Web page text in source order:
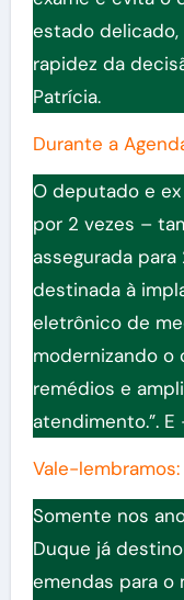
estado
rapidez da
Patrícia.
Durante a
O deputado e
por 2 vezes –
assegurada
destinada à
eletrônico de
modernizando
remédios e
atendimento.”.
Vale-lembramos:
Somente nos
Duque já
emendas para o